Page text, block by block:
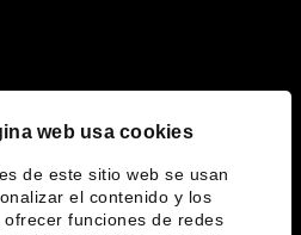
web usa cookies
de este sitio web se usan
el contenido y los
ofrecer funciones de redes